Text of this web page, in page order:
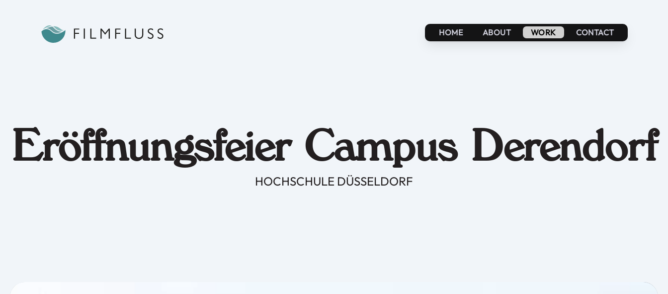
HOME ABOUT WORK CONTACT
Eröffnungsfeier Campus Derendorf
HOCHSCHULE DÜSSELDORF